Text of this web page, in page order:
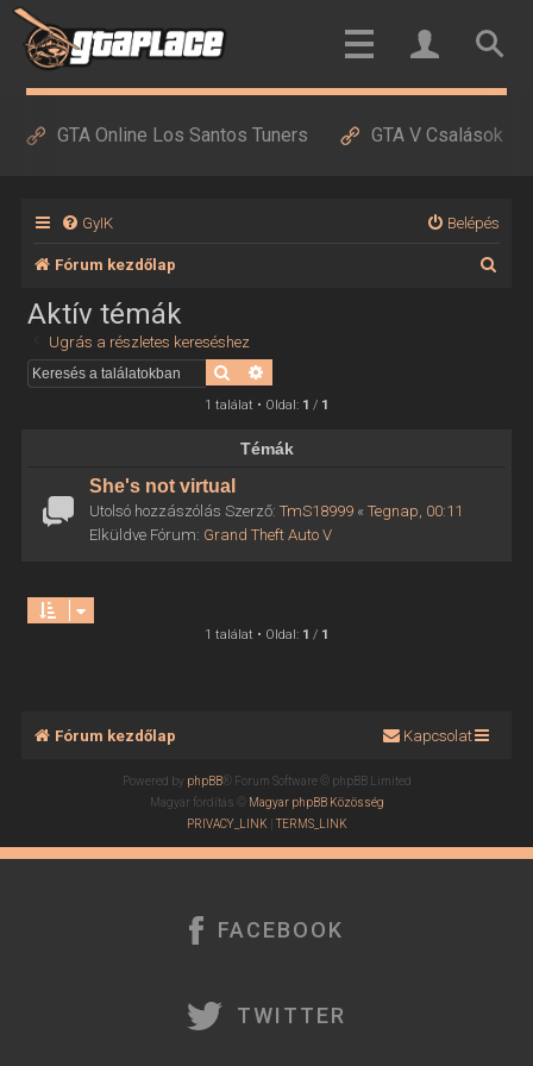
GTA Online Los Santos Tuners GTA V Csalások
GyIK Belépés
Fórum kezdőlap
Aktív témák
Ugrás a részletes kereséshez
Keresés
1 találat • Oldal: 1 / 1
Témák
She's not virtual
Utolsó hozzászólás Szerző: TmS18999« Tegnap, 00:11
Elküldve Fórum: Grand Theft Auto V
1 találat • Oldal: 1 / 1
Fórum kezdőlap Kapcsolat
Powered by phpBB® Forum Software © phpBB Limited
Magyar fordítás ©
Magyar phpBB Közösség
PRIVACY_LINK| TERMS_LINK
FACEBOOK
TWITTER